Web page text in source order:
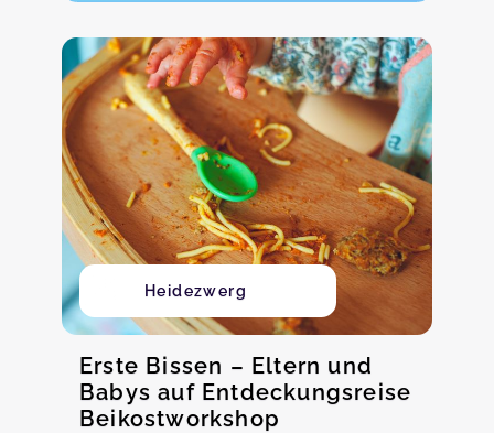
Heidezwerg
Erste Bissen – Eltern und
Babys auf Entdeckungsreise
Beikostworkshop